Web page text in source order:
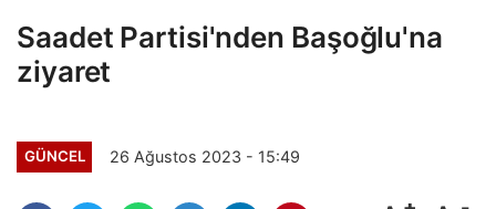
Saadet Partisi'nden Başoğlu'na
ziyaret
GÜNCEL 26 Ağustos 2023 - 15:49